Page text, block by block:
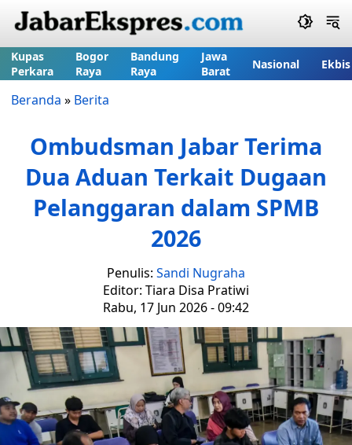
Kupas
Perkara
Bogor
Raya
Bandung
Raya
Jawa
Barat
Nasional Ekbis
Beranda » Berita
Ombudsman Jabar Terima
Dua Aduan Terkait Dugaan
Pelanggaran dalam SPMB
2026
Penulis: Sandi Nugraha
Editor: Tiara Disa Pratiwi
Rabu, 17 Jun 2026 - 09:42